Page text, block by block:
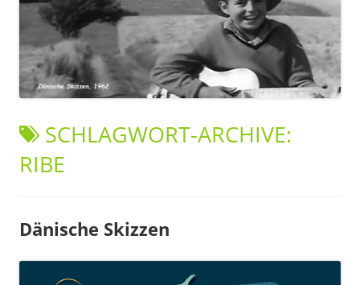
SCHLAGWORT-ARCHIVE:
RIBE
Dänische Skizzen